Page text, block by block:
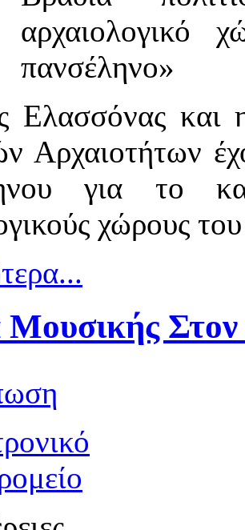
αρχαιολογικό
πανσέληνο»
και
Αρχαιοτήτων
για το
χώρους
Μουσικής